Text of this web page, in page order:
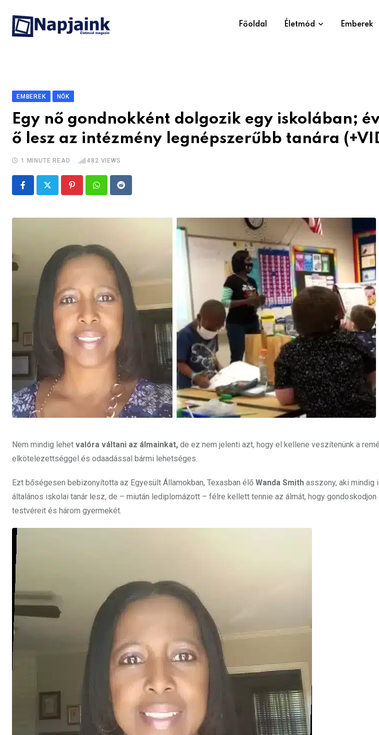
content
Főoldal Életmód Emberek
EMBEREK NŐK
Egy nő gondnokként dolgozik egy iskolában;
ő lesz az intézmény legnépszerűbb tanára
1 MINUTE READ 482 VIEWS
PinterestWhatsappReddit
Nem mindig lehet valóra váltani az álmainkat, de ez nem jelenti azt, hogy el kellene veszítenünk a
elkötelezettséggel és odaadással bármi lehetséges.
Ezt bőségesen bebizonyította az Egyesült Államokban, Texasban élő Wanda Smith asszony, aki mindig
általános iskolai tanár lesz, de – miután lediplomázott – félre kellett tennie az álmát, hogy
testvéreit és három gyermekét.